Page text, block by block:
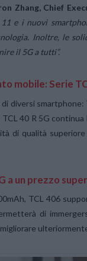
Zhang, Chief
e i nuovi
Inoltre, le
il 5G a tutti”.
mobile: Serie
diversi
40 R 5G
di qualità
un prezzo
TCL 406
di